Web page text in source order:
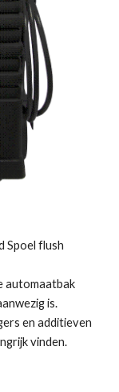
Spoel flush
automaatbak
is.
en additieven
vinden.